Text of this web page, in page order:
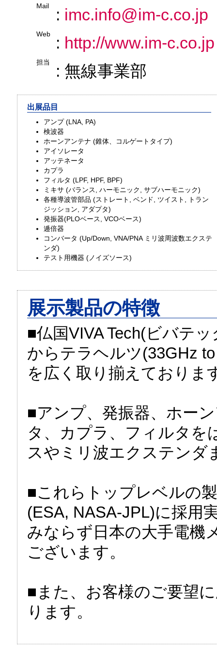
Mail : imc.info@im-c.co.jp
Web : http://www.im-c.co.jp
担当 : 無線事業部
出展品目
アンプ (LNA, PA)
検波器
ホーンアンテナ (錐体、コルゲートタイプ)
アイソレータ
アッテネータ
カプラ
フィルタ (LPF, HPF, BPF)
ミキサ (バランス, ハーモニック, サブハーモニック)
各種導波管部品 (ストレート, ベンド, ツイスト, トラン
ジッション, アダプタ)
発振器(PLOベース, VCOベース)
逓倍器
コンバータ (Up/Down, VNA/PNA ミリ波周波数エクステ
ンダ)
テスト用機器 (ノイズソース)
展示製品の特徴
■仏国VIVA Tech(ビバテ
からテラヘルツ(33GHz
を広く取り揃えておりま
■アンプ、発振器、ホー
タ、カプラ、フィルタを
スやミリ波エクステンダ
■これらトップレベルの
(ESA, NASA-JPL)に採用
みならず日本の大手電機
ございます。
■また、お客様のご要望
ります。